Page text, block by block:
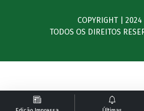
COPYRIGHT | 2024
TODOS OS DIREITOS